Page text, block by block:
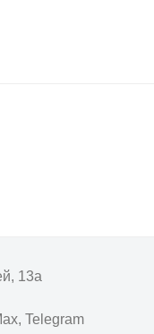
13а
Telegram